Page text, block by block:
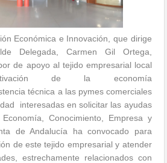
Económica e Innovación, que dirige
Delegada, Carmen Gil Ortega,
de apoyo al tejido empresarial local
de la economía
técnica a las pymes comerciales
interesadas en solicitar las ayudas
Conocimiento, Empresa y
de Andalucía ha convocado para
de este tejido empresarial y atender
estrechamente relacionados con